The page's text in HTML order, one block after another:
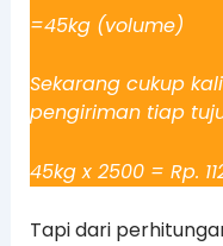
=45kg (volume)
Sekarang cukup
pengiriman tiap
45kg x 2500 = Rp.
Tapi dari